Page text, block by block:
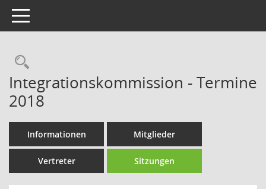
Toggle navigation
Rechercheauswahl
Integrationskommission - Termine
2018
Informationen Mitglieder
Vertreter Sitzungen